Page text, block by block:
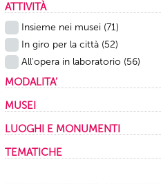
ATTIVITÀ
Insieme nei musei (71)
In giro per la città (52)
All'opera in laboratorio (56)
MODALITA’
In presenza
Mista(1)
MUSEI
Musei Capitolini(13)
Mercati di Traiano(10)
LUOGHI E MONUMENTI
Appia antica
TEMATICHE